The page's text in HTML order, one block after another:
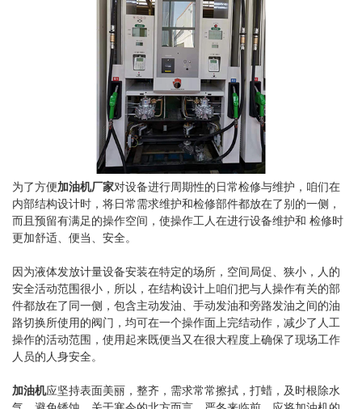
为了方便加油机厂家对设备进行周期性的日常检修与维护，咱们在
内部结构设计时，将日常需求维护和检修部件都放在了别的一侧，
而且预留有满足的操作空间，使操作工人在进行设备维护和 检修时
更加舒适、便当、安全。
因为液体发放计量设备安装在特定的场所，空间局促、狭小，人的
安全活动范围很小，所以，在结构设计上咱们把与人操作有关的部
件都放在了同一侧，包含主动发油、手动发油和旁路发油之间的油
路切换所使用的阀门，均可在一个操作面上完结动作，减少了人工
操作的活动范围，使用起来既便当又在很大程度上确保了现场工作
人员的人身安全。
加油机应坚持表面美丽，整齐，需求常常擦拭，打蜡，及时根除水